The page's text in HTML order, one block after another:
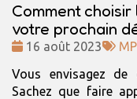
Comment
votre prochain
Date
16 août 2023
Vous envisagez de
Sachez que faire